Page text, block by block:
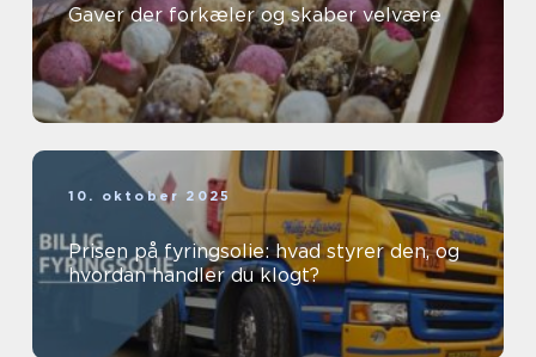
Gaver der forkæler og skaber velvære
10. oktober 2025
Prisen på fyringsolie: hvad styrer den, og
hvordan handler du klogt?